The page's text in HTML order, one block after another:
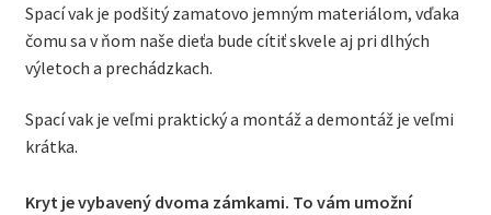
Spací vak je podšitý zamatovo jemným materiálom, vďaka
čomu sa v ňom naše dieťa bude cítiť skvele aj pri dlhých
výletoch a prechádzkach.
Spací vak je veľmi praktický a montáž a demontáž je veľmi
krátka.
Kryt je vybavený dvoma zámkami. To vám umožní